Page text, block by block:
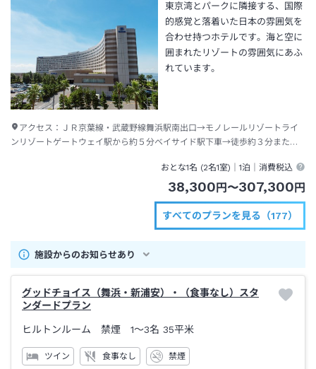
東京湾とパークに隣接する、国際
的感覚と落着いた日本の雰囲気を
合わせ持つホテルです。海と空に
囲まれたリゾートの雰囲気にあふ
れています。
アクセス： ＪＲ京葉線・武蔵野線舞浜駅南出口→モノレールリゾートライ
ンリゾートゲートウェイ駅から約５分ベイサイド駅下車→徒歩約３分または
おとな1名 (2名1室)｜1泊 ｜消費税込
38,300円〜307,300円
すべてのプランを見る（177）
施設からのお知らせあり
グッドチョイス（舞浜・新浦安）・（食事なし）スタ
ンダードプラン
ヒルトンルーム 禁煙 1～3名 35平米
ツイン 食事なし 禁煙